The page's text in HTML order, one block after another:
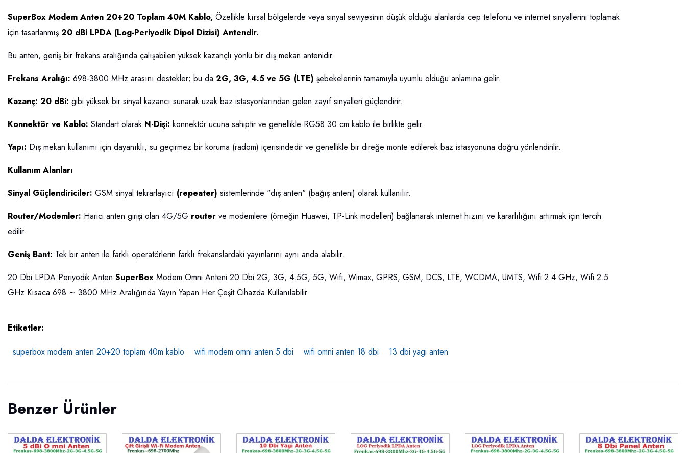
SuperBox Modem Anten 20+20 Toplam 40M Kablo, Özellikle kırsal bölgelerde veya sinyal seviyesinin düşük olduğu alanlarda cep telefonu ve internet sinyallerini toplamak
için tasarlanmış 20 dBi LPDA (Log-Periyodik Dipol Dizisi) Antendir.
Bu anten, geniş bir frekans aralığında çalışabilen yüksek kazançlı yönlü bir dış mekan antenidir.
Frekans Aralığı: 698-3800 MHz arasını destekler; bu da 2G, 3G, 4.5 ve 5G (LTE) şebekelerinin tamamıyla uyumlu olduğu anlamına gelir.
Kazanç: 20 dBi: gibi yüksek bir sinyal kazancı sunarak uzak baz istasyonlarından gelen zayıf sinyalleri güçlendirir.
Konnektör ve Kablo: Standart olarak N-Dişi: konnektör ucuna sahiptir ve genellikle RG58 30 cm kablo ile birlikte gelir.
Yapı: Dış mekan kullanımı için dayanıklı, su geçirmez bir koruma (radom) içerisindedir ve genellikle bir direğe monte edilerek baz istasyonuna doğru yönlendirilir.
Kullanım Alanları
Sinyal Güçlendiriciler: GSM sinyal tekrarlayıcı (repeater) sistemlerinde "dış anten" (bağış anteni) olarak kullanılır.
Router/Modemler: Harici anten girişi olan 4G/5G router ve modemlere (örneğin Huawei, TP-Link modelleri) bağlanarak internet hızını ve kararlılığını artırmak için tercih
edilir.
Geniş Bant: Tek bir anten ile farklı operatörlerin farklı frekanslardaki yayınlarını aynı anda alabilir.
20 Dbi LPDA Periyodik Anten SuperBox Modem Omni Anteni 20 Dbi 2G, 3G, 4.5G, 5G, Wifi, Wimax, GPRS, GSM, DCS, LTE, WCDMA, UMTS, Wifi 2.4 GHz, Wifi 2.5
GHz Kısaca 698 ∼ 3800 MHz Aralığında Yayın Yapan Her Çeşit Cihazda Kullanılabilir.
Etiketler:
superbox modem anten 20+20 toplam 40m kablo wifi modem omni anten 5 dbi wifi omni anten 18 dbi 13 dbi yagi anten
Benzer Ürünler